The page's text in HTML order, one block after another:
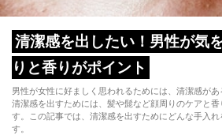
清潔感を出したい！男性が気
りと香りがポイント
男性が女性に好ましく思われるためには、清潔感があ
清潔感を出すためには、髪や髭など顔周りのケアと
す。この記事では、清潔感を出すためにどんな手入
す。